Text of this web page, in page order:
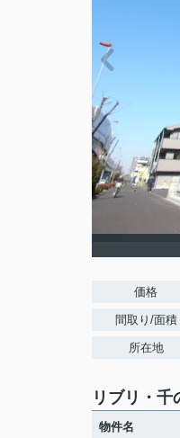
価格
間取り/面積
所在地
リブリ・千
物件名